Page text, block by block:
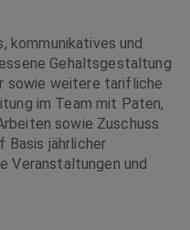
kommunikatives und
Gehaltsgestaltung
sowie weitere tarifliche
im Team mit Paten,
sowie Zuschuss
Basis jährlicher
Veranstaltungen und